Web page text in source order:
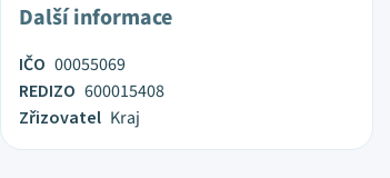
Další informace
IČO 00055069
REDIZO 600015408
Zřizovatel Kraj